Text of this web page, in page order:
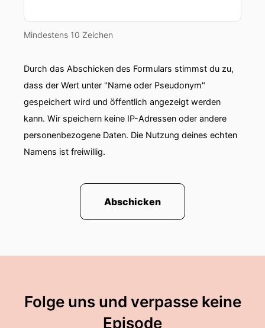
Mindestens 10 Zeichen
Durch das Abschicken des Formulars stimmst du zu,
dass der Wert unter "Name oder Pseudonym"
gespeichert wird und öffentlich angezeigt werden
kann. Wir speichern keine IP-Adressen oder andere
personenbezogene Daten. Die Nutzung deines echten
Namens ist freiwillig.
Abschicken
Folge uns und verpasse keine
Episode